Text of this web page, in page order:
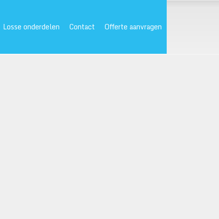
Losse onderdelen Contact Offerte aanvragen